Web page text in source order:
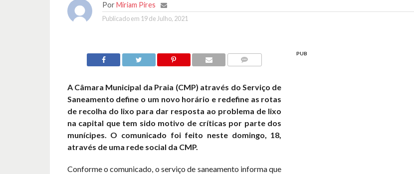
Por Miriam Pires
Publicado em 19 de Julho, 2021
A Câmara Municipal da Praia (CMP) através do Serviço de
Saneamento define o um novo horário e redefine as rotas
de recolha do lixo para dar resposta ao problema de lixo
na capital que tem sido motivo de críticas por parte dos
munícipes. O comunicado foi feito neste domingo, 18,
através de uma rede social da CMP.
Conforme o comunicado, o serviço de saneamento informa que
PUB